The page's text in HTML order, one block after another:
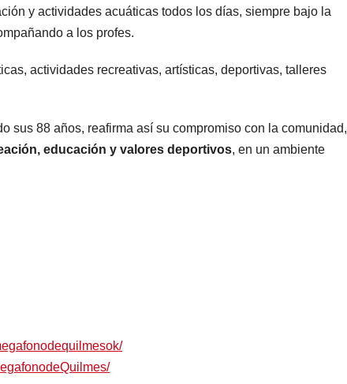
y actividades acuáticas todos los días, siempre bajo la
a los profes.
actividades recreativas, artísticas, deportivas, talleres
sus 88 años, reafirma así su compromiso con la comunidad,
educación y valores deportivos, en un ambiente